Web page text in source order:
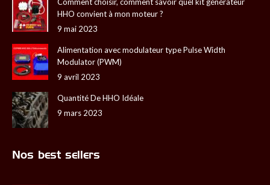
une
fenêtre
une
fenêtre
dans
nouvelle
dans
nouvelle
HHO convient à mon moteur ?
9 mai 2023
Alimentation avec modulateur type Pulse Width
Modulator (PWM)
9 avril 2023
Quantité De HHO Idéale
9 mars 2023
Nos best sellers